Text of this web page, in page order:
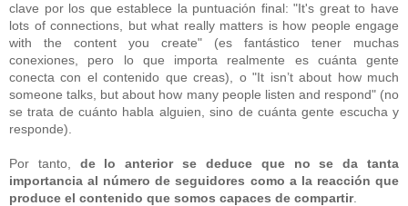
clave por los que establece la puntuación final: "It's great to have
lots of connections, but what really matters is how people engage
with the content you create" (es fantástico tener muchas
conexiones, pero lo que importa realmente es cuánta gente
conecta con el contenido que creas), o "It isn’t about how much
someone talks, but about how many people listen and respond" (no
se trata de cuánto habla alguien, sino de cuánta gente escucha y
responde).
Por tanto, de lo anterior se deduce que no se da tanta
importancia al número de seguidores como a la reacción que
produce el contenido que somos capaces de compartir.